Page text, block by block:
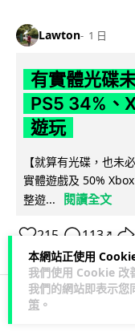
本網站正使用
我們使用 Cookie 改
我們的網站即表示您
策 。
Lawton 1 日
有實體光碟
PS5 34%、
遊玩
【就算有光碟，也未
實體遊戲及 50%
整遊...
閱讀全文
215 113 ↗